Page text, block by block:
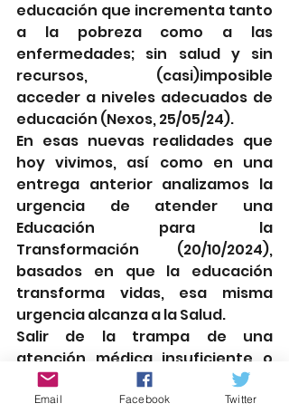
educación que incrementa tanto
a la pobreza como a las
enfermedades; sin salud y sin
recursos, (casi)imposible
acceder a niveles adecuados de
educación (Nexos, 25/05/24).
En esas nuevas realidades que
hoy vivimos, así como en una
entrega anterior analizamos la
urgencia de atender una
Educación para la
Transformación (20/10/2024),
basados en que la educación
transforma vidas, esa misma
urgencia alcanza a la Salud.
Salir de la trampa de una
atención médica insuficiente o
muchas veces nula y además de
mala calidad y revertir el estado
Email Facebook Twitter